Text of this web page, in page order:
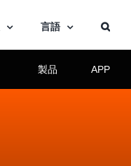
言語
製品 APP